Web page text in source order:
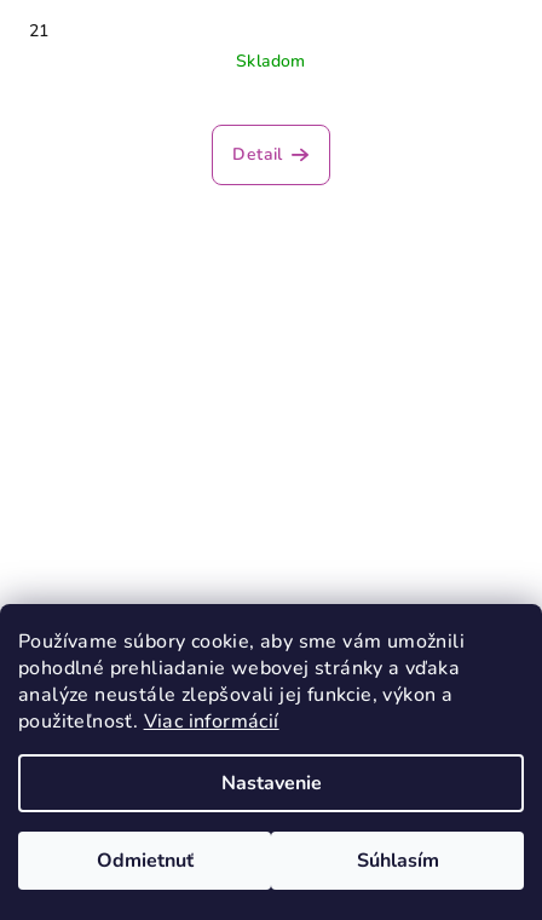
Používame súbory cookie, aby sme vám umožnili
pohodlné prehliadanie webovej stránky a vďaka
analýze neustále zlepšovali jej funkcie, výkon a
použiteľnosť. Viac informácií
Nastavenie
Odmietnuť Súhlasím
21
Skladom
Detail
RAK Inovatívne papuče Jednorožec
uzavretá špička
28,90 €
17 18 19 26 29 30 31
32
Skladom
Priemerné
hodnotenie
produktu
Detail